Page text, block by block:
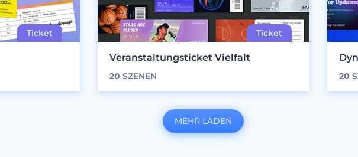
Veranstaltungsticket Vielfalt
20 SZENEN 20
MEHR LADEN